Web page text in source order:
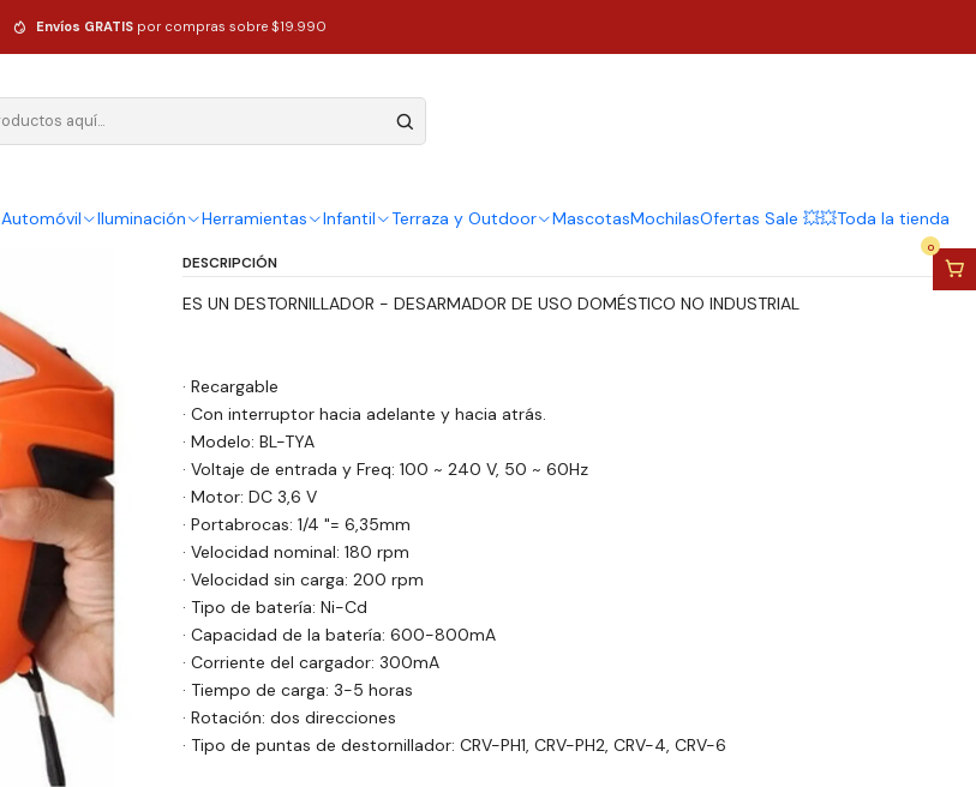
Automóvil Iluminación Herramientas Infantil Terraza y Outdoor MascotasMochilasOfertas Sale 💥💥Toda la tienda
0
Envíos GRATIS por compras sobre $19.990
| Destornillador Inalámbrico 12v 45
Accesorios
Cantidad
Agregar al Carro Comprar ahora
DESCRIPCIÓN
ES UN DESTORNILLADOR - DESARMADOR DE USO DOMÉSTICO NO INDUSTRIAL
· Recargable
· Con interruptor hacia adelante y hacia atrás.
· Modelo: BL-TYA
· Voltaje de entrada y Freq: 100 ~ 240 V, 50 ~ 60Hz
· Motor: DC 3,6 V
· Portabrocas: 1/4 "= 6,35mm
· Velocidad nominal: 180 rpm
· Velocidad sin carga: 200 rpm
· Tipo de batería: Ni-Cd
· Capacidad de la batería: 600-800mA
· Corriente del cargador: 300mA
· Tiempo de carga: 3-5 horas
· Rotación: dos direcciones
· Tipo de puntas de destornillador: CRV-PH1, CRV-PH2, CRV-4, CRV-6